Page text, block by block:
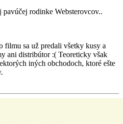
rodinke Websterovcov..
filmu sa už predali všetky kusy a
ani distribútor :( Teoreticky však
iných obchodoch, ktoré ešte